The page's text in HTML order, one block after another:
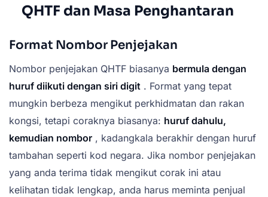
QHTF dan Masa Penghantaran
Format Nombor Penjejakan
Nombor penjejakan QHTF biasanya bermula dengan
huruf diikuti dengan siri digit . Format yang tepat
mungkin berbeza mengikut perkhidmatan dan rakan
kongsi, tetapi coraknya biasanya: huruf dahulu,
kemudian nombor , kadangkala berakhir dengan huruf
tambahan seperti kod negara. Jika nombor penjejakan
yang anda terima tidak mengikut corak ini atau
kelihatan tidak lengkap, anda harus meminta penjual